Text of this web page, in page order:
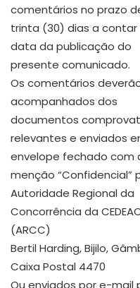
comentários no prazo
trinta (30) dias a contar
data da publicação do
presente comunicado.
Os comentários
acompanhados dos
documentos
relevantes e enviados
envelope fechado com
menção “Confidencial”
Autoridade Regional da
Concorrência da
(ARCC)
Bertil Harding, Bijilo,
Caixa Postal 4470
Ou enviados por e-mail